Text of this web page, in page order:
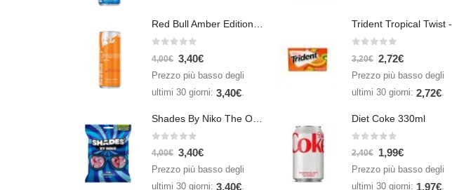
Red Bull Amber Edition Apricot Strawberry 250ml – Energy Drink Albicocca e Fragola
4,00€ 3,40€
Prezzo più basso degli
ultimi 30 giorni: 3,40€
4,00€ 3,40€
Prezzo più basso degli
ultimi 30 giorni: 3,40€
3,20€ 2,72€
Prezzo più basso degli
ultimi 30 giorni: 2,72€
Diet Coke 330ml
2,40€ 1,99€
Prezzo più basso degli
ultimi 30 giorni: 1,97€